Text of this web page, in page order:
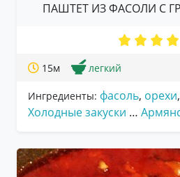
ПАШТЕТ ИЗ ФАСОЛИ С
15м легкий
Ингредиенты: фасоль, орехи,
Холодные закуски …